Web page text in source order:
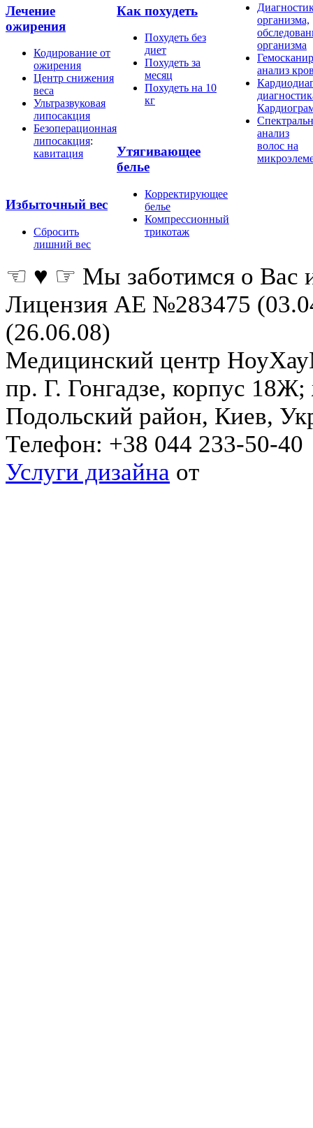
Лечение
ожирения
Кодирование от
ожирения
Центр снижения
веса
Ультразвуковая
липосакция
Безоперационная
липосакция:
кавитация
Избыточный вес
Сбросить
лишний вес
Как похудеть
Похудеть без
диет
Похудеть за
месяц
Похудеть на 10
кг
Утягивающее
белье
Корректирующее
белье
Компрессионный
трикотаж
организма,
организма
анализ
анализ
волос на
☜ ♥ ☞ Мы заботимся о Вас
Лицензия АЕ №283475
(26.06.08)
Медицинский центр
пр. Г. Гонгадзе, корпус
Подольский район, Киев,
Телефон: +38 044 233-50-40
Услуги дизайна от